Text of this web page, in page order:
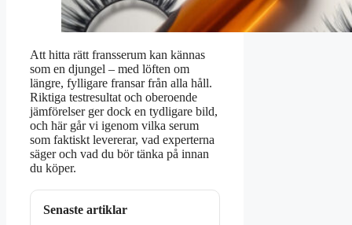
Att hitta rätt fransserum kan kännas
som en djungel – med löften om
längre, fylligare fransar från alla håll.
Riktiga testresultat och oberoende
jämförelser ger dock en tydligare bild,
och här går vi igenom vilka serum
som faktiskt levererar, vad experterna
säger och vad du bör tänka på innan
du köper.
Senaste artiklar